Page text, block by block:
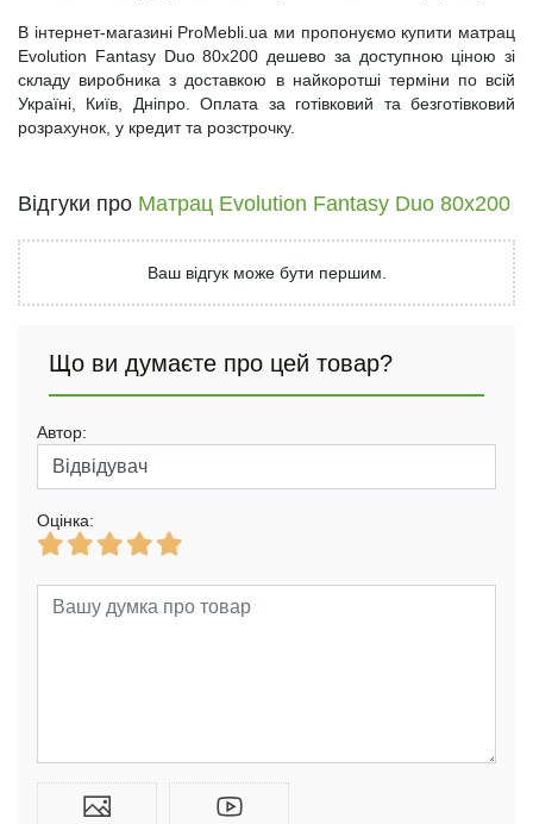
В інтернет-магазині ProMebli.ua ми пропонуємо купити матрац
Evolution Fantasy Duo 80x200 дешево за доступною ціною зі
складу виробника з доставкою в найкоротші терміни по всій
Україні, Київ, Дніпро. Оплата за готівковий та безготівковий
розрахунок, у кредит та розстрочку.
Відгуки про Матрац Evolution Fantasy Duo 80х200
Ваш відгук може бути першим.
Що ви думаєте про цей товар?
Автор:
Оцінка: